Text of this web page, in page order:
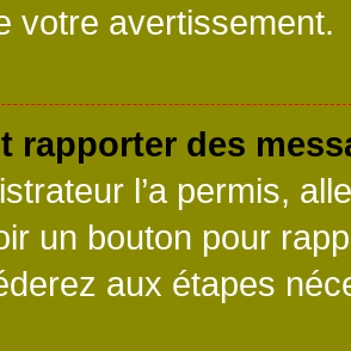
votre avertissement.
rapporter des
l’a permis,
un bouton pour
aux étapes